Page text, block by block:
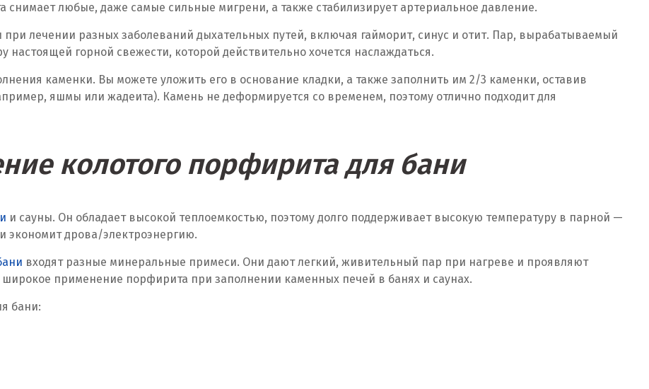
любые, даже самые сильные мигрени, а также стабилизирует артериальное давление.
лечении разных заболеваний дыхательных путей, включая гайморит, синус и отит. Пар, вырабатываемый
горной свежести, которой действительно хочется наслаждаться.
каменки. Вы можете уложить его в основание кладки, а также заполнить им 2/3 каменки, оставив
яшмы или жадеита). Камень не деформируется со временем, поэтому отлично подходит для
колотого порфирита для бани
и сауны. Он обладает высокой теплоемкостью, поэтому долго поддерживает высокую температуру в парной —
экономит дрова/электроэнергию.
входят разные минеральные примеси. Они дают легкий, живительный пар при нагреве и проявляют
широкое применение порфирита при заполнении каменных печей в банях и саунах.
бани: